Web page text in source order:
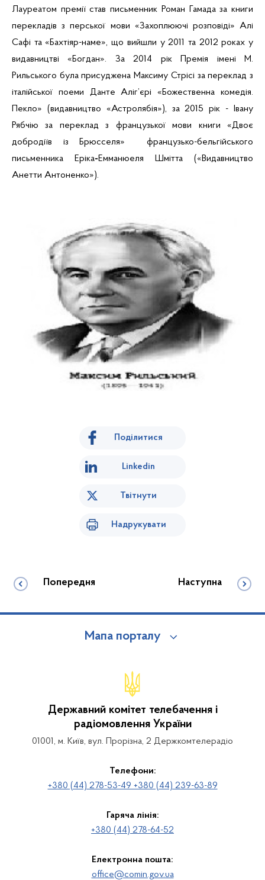
Лауреатом премії став письменник Роман Гамадаза книги
перекладів з перської мови «Захоплюючі розповіді» Алі
Сафі та «Бахтіяр-наме», що вийшли у 2011 та 2012 роках у
видавництві «Богдан». За 2014 рік Премія імені М.
Рильського була присуджена Максиму Стрісі за переклад з
італійської поеми Данте Аліг’єрі «Божественна комедія.
Пекло» (видавництво «Астролябія»), за 2015 рік - Івану
Рябчію за переклад з французької мови книги «Двоє
добродіїв із Брюсселя» французько-бельгійського
письменника
Еріка-Емманюеля Шмітта («Видавництво
Анетти Антоненко»).
Поділитися
Linkedin
Твітнути
Надрукувати
Попередня Наступна
Мапа порталу
Державний комітет телебачення і
радіомовлення України
01001, м. Київ, вул. Прорізна, 2 Держкомтелерадіо
Телефони:
+380 (44) 278-53-49 +380 (44) 239-63-89
Гаряча лінія:
+380 (44) 278-64-52
Електронна пошта:
office@comin.gov.ua